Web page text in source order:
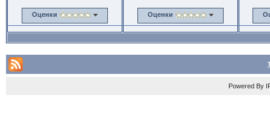
Оценки Оценки
Powered By